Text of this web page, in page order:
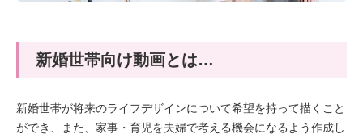
新婚世帯向け動画とは…
新婚世帯が将来のライフデザインについて希望を持って描くこと
ができ、また、家事・育児を夫婦で考える機会になるよう作成し